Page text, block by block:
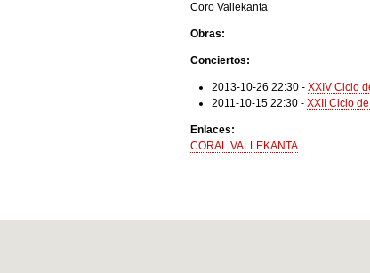
Coro Vallekanta
Obras:
Conciertos:
2013-10-26 22:30 - XXIV Ciclo
2011-10-15 22:30 - XXII Ciclo
Enlaces:
CORAL VALLEKANTA